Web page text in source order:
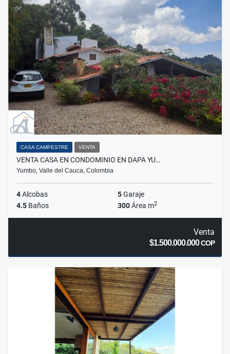
CASA CAMPESTRE VENTA
VENTA CASA EN CONDOMINIO EN DAPA YU…
Yumbo, Valle del Cauca, Colombia
4Alcobas 5Garaje
4.5 Baños 300Área m2
Venta
$1.500.000.000COP